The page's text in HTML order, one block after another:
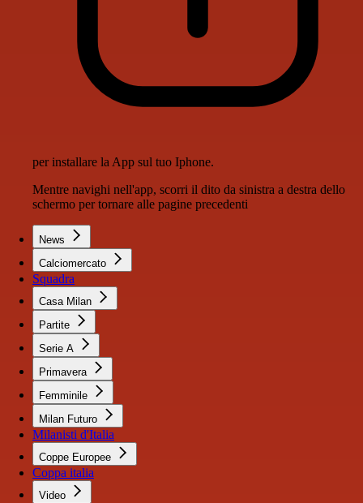
per installare la App sul tuo Iphone.
Mentre navighi nell'app, scorri il dito da sinistra a destra dello
schermo per tornare alle pagine precedenti
News
Calciomercato
Squadra
Casa Milan
Partite
Serie A
Primavera
Femminile
Milan Futuro
Milanisti d'Italia
Coppe Europee
Coppa italia
Video